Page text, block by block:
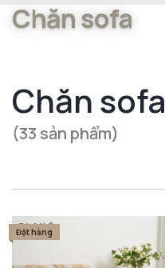
Chăn sofa
Chăn sofa
(33 sản phẩm)
Đặt hàng